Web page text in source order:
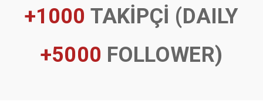
+1000 TAKİPÇİ (DAILY
+5000 FOLLOWER)